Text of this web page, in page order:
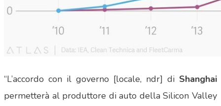
“L’accordo con il governo [locale, ndr] di Shanghai
permetterà al produttore di auto della Silicon Valley